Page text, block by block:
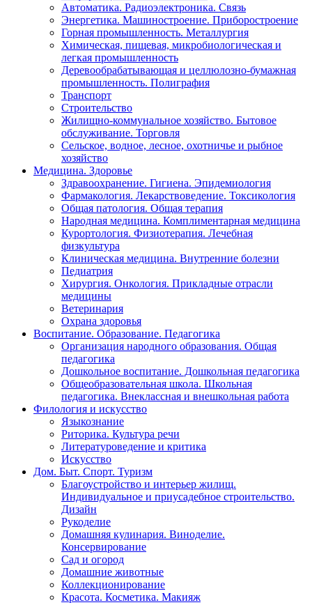
Автоматика. Радиоэлектроника. Связь
Энергетика. Машиностроение. Приборостроение
Горная промышленность. Металлургия
Химическая, пищевая, микробиологическая и
легкая промышленность
Деревообрабатывающая и целлюлозно-бумажная
промышленность. Полиграфия
Транспорт
Строительство
Жилищно-коммунальное хозяйство. Бытовое
обслуживание. Торговля
Сельское, водное, лесное, охотничье и рыбное
хозяйство
Медицина. Здоровье
Здравоохранение. Гигиена. Эпидемиология
Фармакология. Лекарствоведение. Токсикология
Общая патология. Общая терапия
Народная медицина. Комплиментарная медицина
Курортология. Физиотерапия. Лечебная
физкультура
Клиническая медицина. Внутренние болезни
Педиатрия
Хирургия. Онкология. Прикладные отрасли
медицины
Ветеринария
Охрана здоровья
Воспитание. Образование. Педагогика
Организация народного образования. Общая
педагогика
Дошкольное воспитание. Дошкольная педагогика
Общеобразовательная школа. Школьная
педагогика. Внеклассная и внешкольная работа
Филология и искусство
Языкознание
Риторика. Культура речи
Литературоведение и критика
Искусство
Дом. Быт. Спорт. Туризм
Благоустройство и интерьер жилищ.
Индивидуальное и приусадебное строительство.
Дизайн
Рукоделие
Домашняя кулинария. Виноделие.
Консервирование
Сад и огород
Домашние животные
Коллекционирование
Красота. Косметика. Макияж